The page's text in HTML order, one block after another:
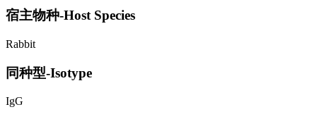
宿主物种-Host Species
Rabbit
同种型-Isotype
IgG